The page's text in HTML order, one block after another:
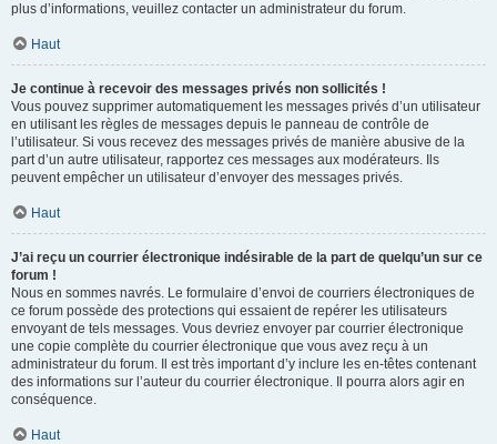
plus d’informations, veuillez contacter un administrateur du forum.
Haut
Je continue à recevoir des messages privés non sollicités !
Vous pouvez supprimer automatiquement les messages privés d’un utilisateur
en utilisant les règles de messages depuis le panneau de contrôle de
l’utilisateur. Si vous recevez des messages privés de manière abusive de la
part d’un autre utilisateur, rapportez ces messages aux modérateurs. Ils
peuvent empêcher un utilisateur d’envoyer des messages privés.
Haut
J’ai reçu un courrier électronique indésirable de la part de quelqu’un sur ce
forum !
Nous en sommes navrés. Le formulaire d’envoi de courriers électroniques de
ce forum possède des protections qui essaient de repérer les utilisateurs
envoyant de tels messages. Vous devriez envoyer par courrier électronique
une copie complète du courrier électronique que vous avez reçu à un
administrateur du forum. Il est très important d’y inclure les en-têtes contenant
des informations sur l’auteur du courrier électronique. Il pourra alors agir en
conséquence.
Haut